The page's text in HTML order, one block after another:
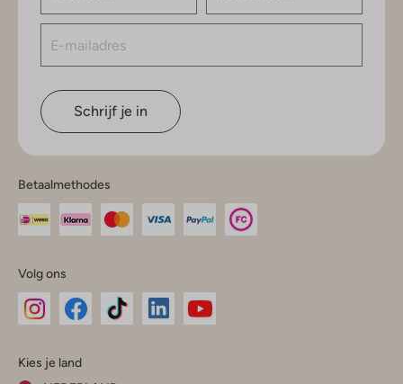
Schrijf je in
Betaalmethodes
Volg ons
InstagramFacebook
Kies je land